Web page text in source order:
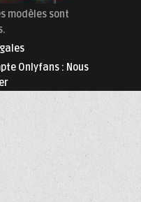
modèles sont
Onlyfans : Nous